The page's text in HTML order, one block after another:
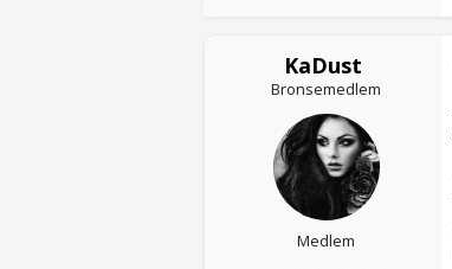
KaDust
Bronsemedlem
Medlem